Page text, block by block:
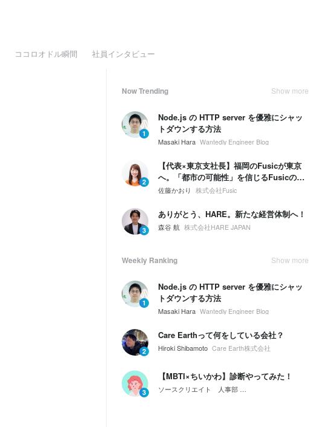
ココロオドル瞬間 社員インタビュー
Now Trending Show more
1
Node.js の HTTP server を優雅にシャッ
トダウンする方法
Masaki Hara Wantedly Engineer Blog
2
【代表×東京支社長】福岡のFusicが東京
へ。「都市の可能性」を信じるFusicの、
次の一手とは。
佐藤かおり 株式会社Fusic
3
ありがとう、HARE。新たな経営体制へ！
森谷 航 株式会社HARE JAPAN
Weekly Ranking Show more
1
Node.js の HTTP server を優雅にシャッ
トダウンする方法
Masaki Hara Wantedly Engineer Blog
2
Care Earthって何をしている会社？
Hiroki Shibamoto Care Earth株式会社
3
【MBTI×ちいかわ】診断やってみた！
ソースクリエイト 人事部会社紹介｜ソースクリエイ